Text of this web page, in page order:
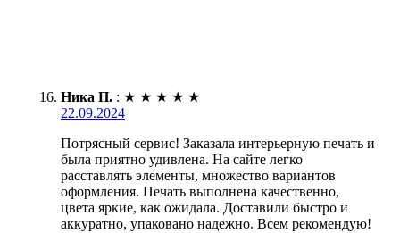
Ника П. : ★ ★ ★ ★ ★
22.09.2024
Потрясный сервис! Заказала интерьерную печать и
была приятно удивлена. На сайте легко
расставлять элементы, множество вариантов
оформления. Печать выполнена качественно,
цвета яркие, как ожидала. Доставили быстро и
аккуратно, упаковано надежно. Всем рекомендую!